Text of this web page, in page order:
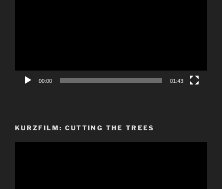
00:00 01:43
KURZFILM: CUTTING THE TREES